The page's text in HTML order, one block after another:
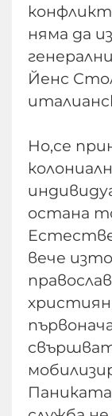
няма да
Йенс
Но,се
остана
вече